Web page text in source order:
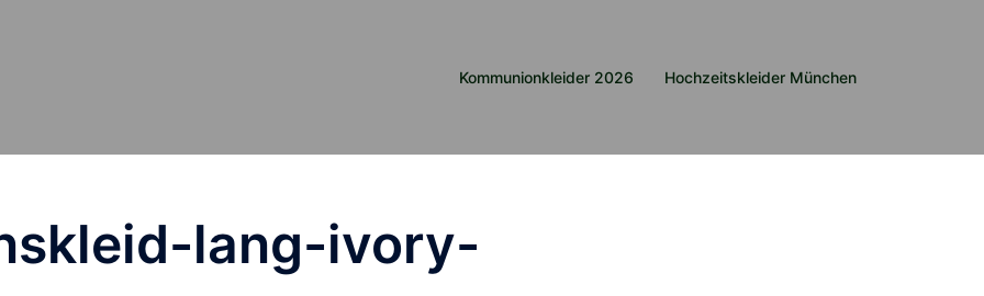
Kommunionkleider 2026 Hochzeitskleider München
lang-ivory-